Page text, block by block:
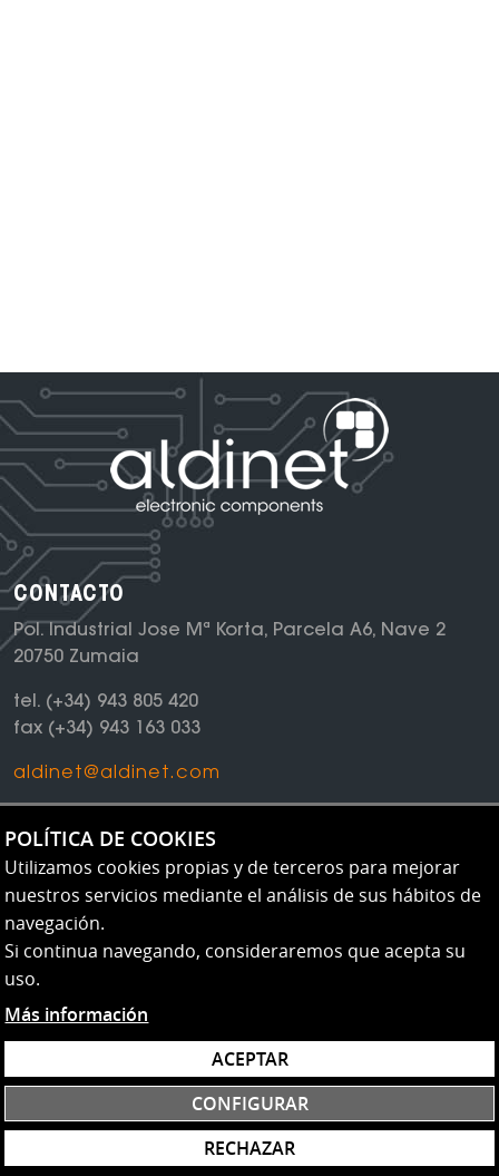
CONTACTO
Pol. Industrial Jose Mª Korta, Parcela A6, Nave 2
20750 Zumaia
tel. (+34) 943 805 420
fax (+34) 943 163 033
aldinet@aldinet.com
SUSCRIBETE AL NEWSLETTER
PROTECCIÓN DE DATOS
POLÍTICA DE COOKIES
CONFIGURACIÓN DE COOKIES
XARE
POLÍTICA DE COOKIES
Utilizamos cookies propias y de terceros para mejorar
nuestros servicios mediante el análisis de sus hábitos de
navegación.
Si continua navegando, consideraremos que acepta su
uso.
Más información
ACEPTAR
CONFIGURAR
RECHAZAR